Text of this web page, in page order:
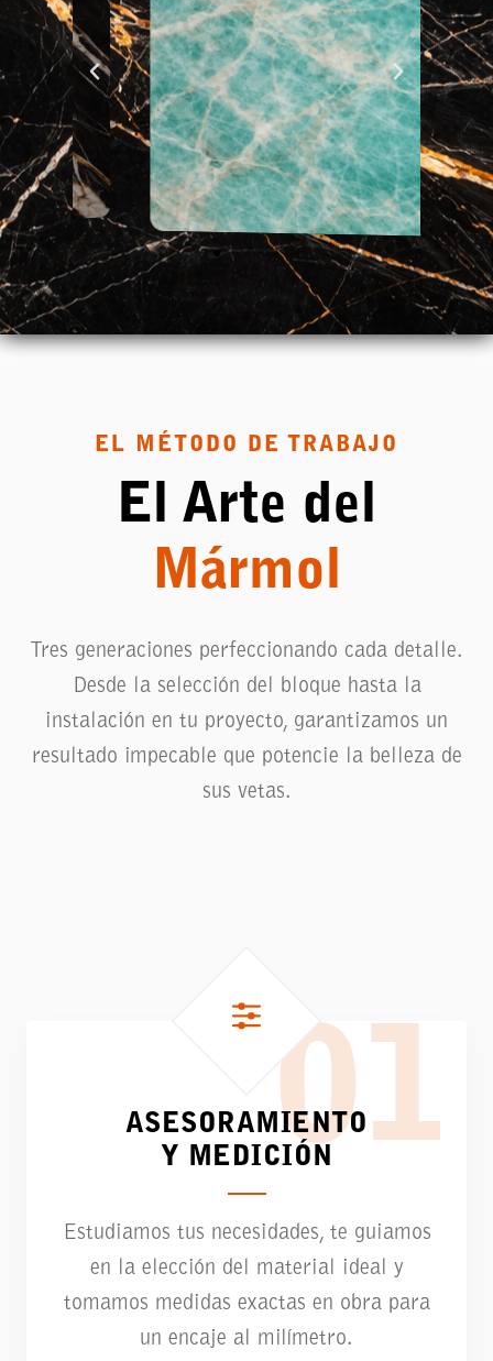
EL MÉTODO DE TRABAJO
El Arte del
Mármol
Tres generaciones perfeccionando cada detalle.
Desde la selección del bloque hasta la
instalación en tu proyecto, garantizamos un
resultado impecable que potencie la belleza de
sus vetas.
01
ASESORAMIENTO
Y MEDICIÓN
Estudiamos tus necesidades, te guiamos
en la elección del material ideal y
tomamos medidas exactas en obra para
un encaje al milímetro.